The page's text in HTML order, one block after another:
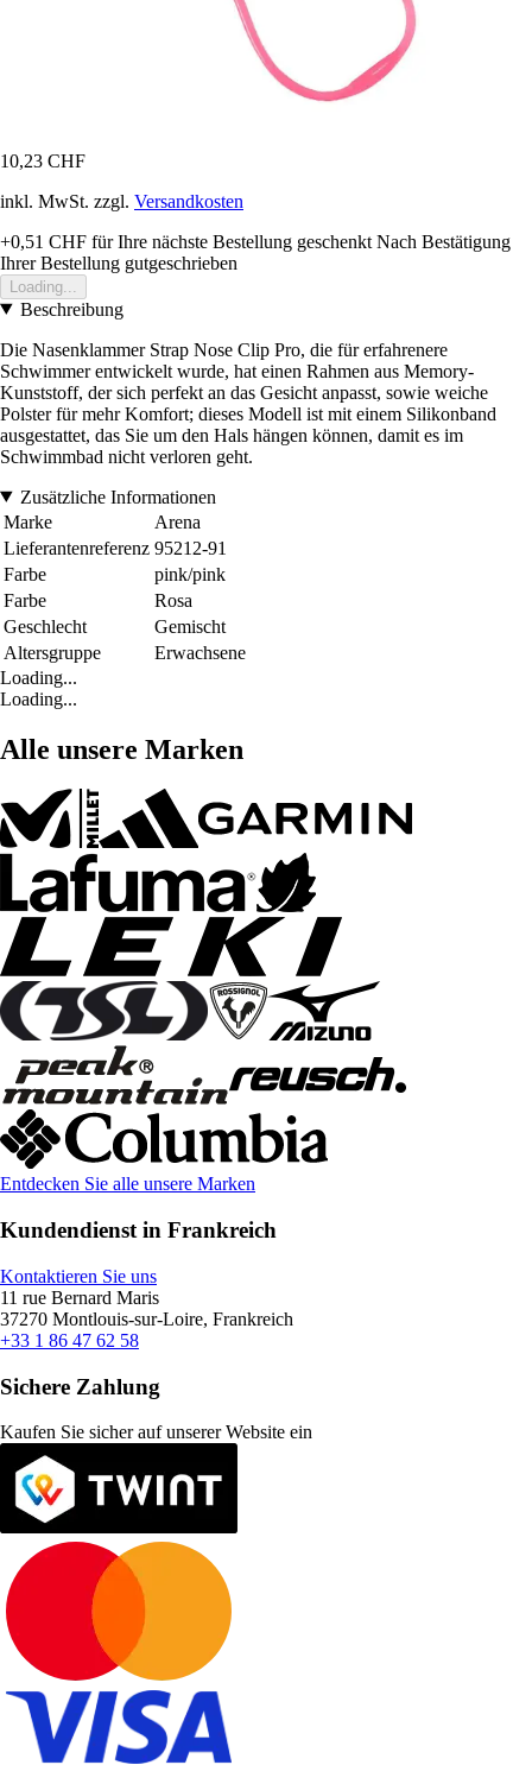
10,23 CHF
inkl. MwSt. zzgl. Versandkosten
+0,51 CHF für Ihre nächste Bestellung geschenkt Nach Bestätigung
Ihrer Bestellung gutgeschrieben
Loading...
Beschreibung
Die Nasenklammer Strap Nose Clip Pro, die für erfahrenere
Schwimmer entwickelt wurde, hat einen Rahmen aus Memory-
Kunststoff, der sich perfekt an das Gesicht anpasst, sowie weiche
Polster für mehr Komfort; dieses Modell ist mit einem Silikonband
ausgestattet, das Sie um den Hals hängen können, damit es im
Schwimmbad nicht verloren geht.
Zusätzliche Informationen
Marke
Arena
Lieferantenreferenz 95212-91
Farbe
pink/pink
Farbe
Rosa
Geschlecht
Gemischt
Altersgruppe
Erwachsene
Loading...
Loading...
Alle unsere Marken
Entdecken Sie alle unsere Marken
Kundendienst in Frankreich
Kontaktieren Sie uns
11 rue Bernard Maris
37270 Montlouis-sur-Loire, Frankreich
+33 1 86 47 62 58
Sichere Zahlung
Kaufen Sie sicher auf unserer Website ein